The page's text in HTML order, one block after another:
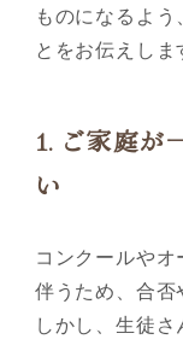
ものになるよ
とをお伝えしま
1. ご家庭が
い
コンクールや
伴うため、合否
しかし、生徒